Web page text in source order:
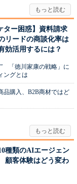
ター困惑】資料請求
リードの商談化率は
効活用するには？
「徳川家康の戦略」に
ングとは
品購入、B2B商材ではど
種類のAIエージェン
顧客体験はどう変わ